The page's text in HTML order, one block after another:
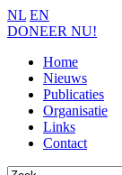
NL EN
DONEER NU!
Home
Nieuws
Publicaties
Organisatie
Links
Contact